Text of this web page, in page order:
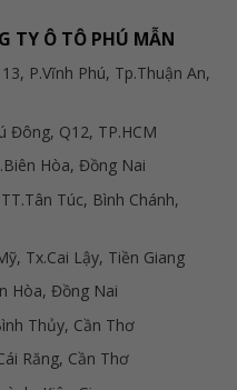
TY Ô TÔ PHÚ MẪN
P.Vĩnh Phú, Tp.Thuận An,
Đông, Q12, TP.HCM
Hòa, Đồng Nai
Túc, Bình Chánh,
Tx.Cai Lậy, Tiền Giang
Hòa, Đồng Nai
Thủy, Cần Thơ
Răng, Cần Thơ